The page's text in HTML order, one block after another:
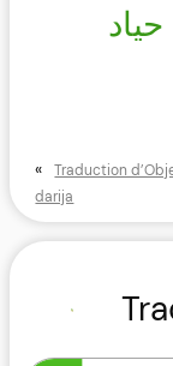
حياد
«
Traduction
darija